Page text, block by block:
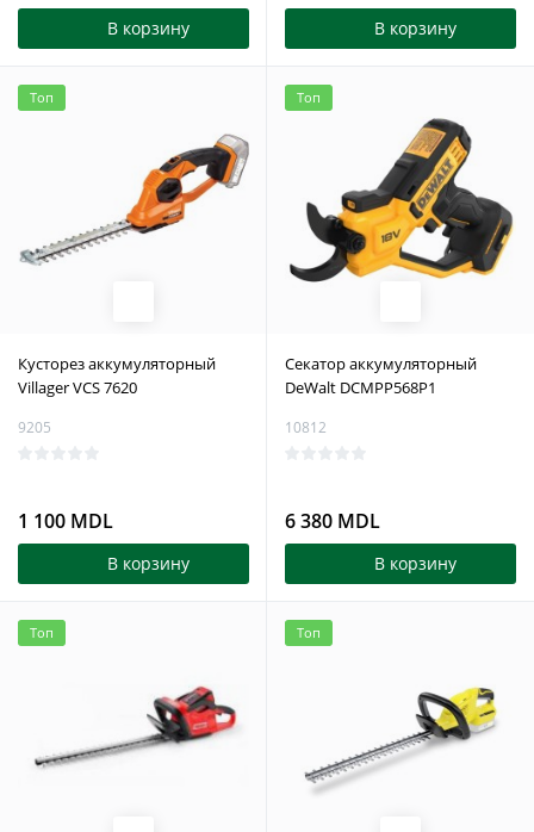
В корзину В корзину
Топ
Кусторез аккумуляторный
Villager VCS 7620
9205
1 100 MDL
В корзину
Топ
Секатор аккумуляторный
DeWalt DCMPP568P1
10812
6 380 MDL
В корзину
Топ Топ